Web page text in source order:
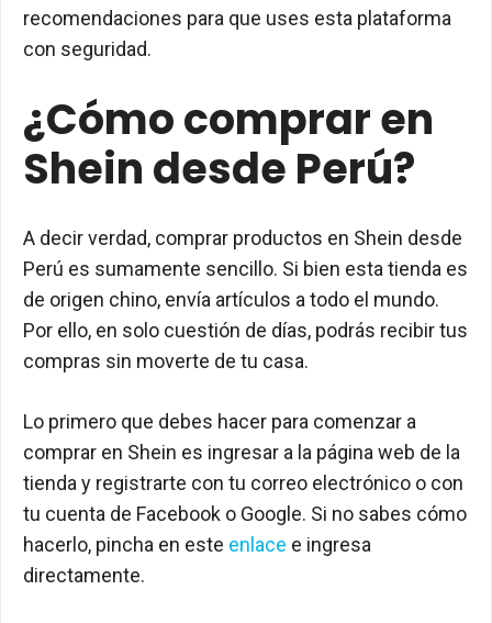
recomendaciones para que uses esta plataforma
con seguridad.
¿Cómo comprar en
Shein desde Perú?
A decir verdad, comprar productos en Shein desde
Perú es sumamente sencillo. Si bien esta tienda es
de origen chino, envía artículos a todo el mundo.
Por ello, en solo cuestión de días, podrás recibir tus
compras sin moverte de tu casa.
Lo primero que debes hacer para comenzar a
comprar en Shein es ingresar a la página web de la
tienda y registrarte con tu correo electrónico o con
tu cuenta de Facebook o Google. Si no sabes cómo
hacerlo, pincha en este enlace e ingresa
directamente.